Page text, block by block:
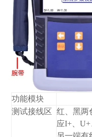
功能模块
测试接线区 红、黑两
应I+、